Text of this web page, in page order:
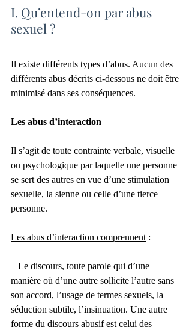
I. Qu’entend-on par abus
sexuel ?
Il existe différents types d’abus. Aucun des
différents abus décrits ci-dessous ne doit être
minimisé dans ses conséquences.
Les abus d’interaction
Il s’agit de toute contrainte verbale, visuelle
ou psychologique par laquelle une personne
se sert des autres en vue d’une stimulation
sexuelle, la sienne ou celle d’une tierce
personne.
Les abus d’interaction comprennent :
– Le discours, toute parole qui d’une
manière où d’une autre sollicite l’autre sans
son accord, l’usage de termes sexuels, la
séduction subtile, l’insinuation. Une autre
forme du discours abusif est celui des